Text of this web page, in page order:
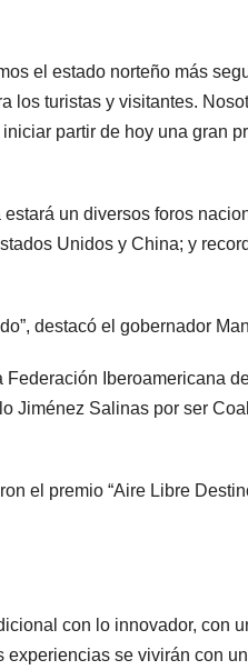
el estado norteño más
los turistas y visitantes.
partir de hoy una gran
un diversos foros
Unidos y China; y
destacó el gobernador
Iberoamericana
Jiménez Salinas por ser
el premio “Aire Libre
con lo innovador, con
se vivirán con